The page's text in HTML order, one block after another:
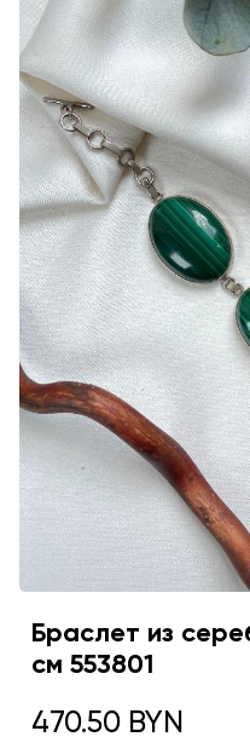
Браслет из
см 553801
470.50 BYN